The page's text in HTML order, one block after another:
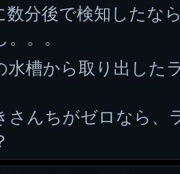
数分後で検知したな
。。
水槽から取り出した
さんちがゼロなら、